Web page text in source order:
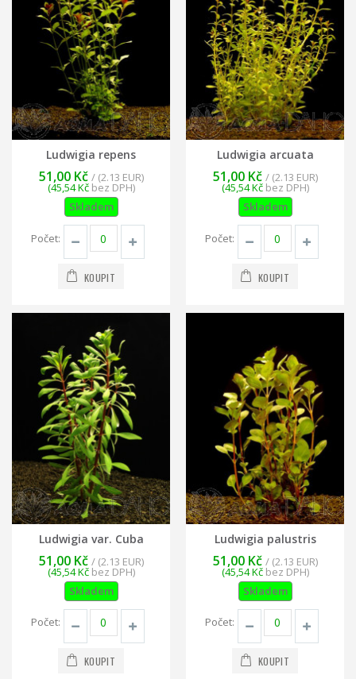
Ludwigia repens
51,00 Kč / (2.13 EUR)
(45,54 Kčbez DPH)
Skladem
Počet:
KOUPIT
Ludwigia arcuata
51,00 Kč / (2.13 EUR)
(45,54 Kčbez DPH)
Skladem
Počet:
KOUPIT
Ludwigia var. Cuba
51,00 Kč / (2.13 EUR)
(45,54 Kčbez DPH)
Skladem
Počet:
KOUPIT
Ludwigia palustris
51,00 Kč / (2.13 EUR)
(45,54 Kčbez DPH)
Skladem
Počet:
KOUPIT